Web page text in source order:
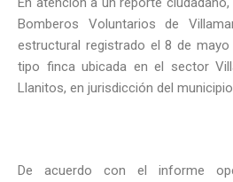
Bomberos Voluntarios de
estructural registrado el 8 de
tipo finca ubicada en el sector
Llanitos, en jurisdicción del
De acuerdo con el informe